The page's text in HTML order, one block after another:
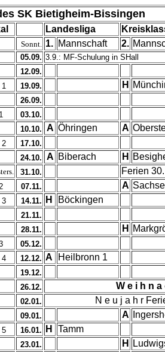
SK Bietigheim-Bissingen
Landesliga
Sonnt. 1. Mannschaft 2.
05.09. 3.9.: MF-Schulung in SHall
12.09.
1 19.09. H
26.09.
03.10.
10.10. A Öhringen A
2
17.10.
24.10. A Biberach H
31.10. Ferien
07.11. A
3 14.11. H Böckingen
21.11.
28.11. H
05.12.
4 12.12. A Heilbronn 1
19.12.
26.12. W e i h n a
02.01. N e u j a h r
09.01. A
5 16.01. H Tamm
23.01. H